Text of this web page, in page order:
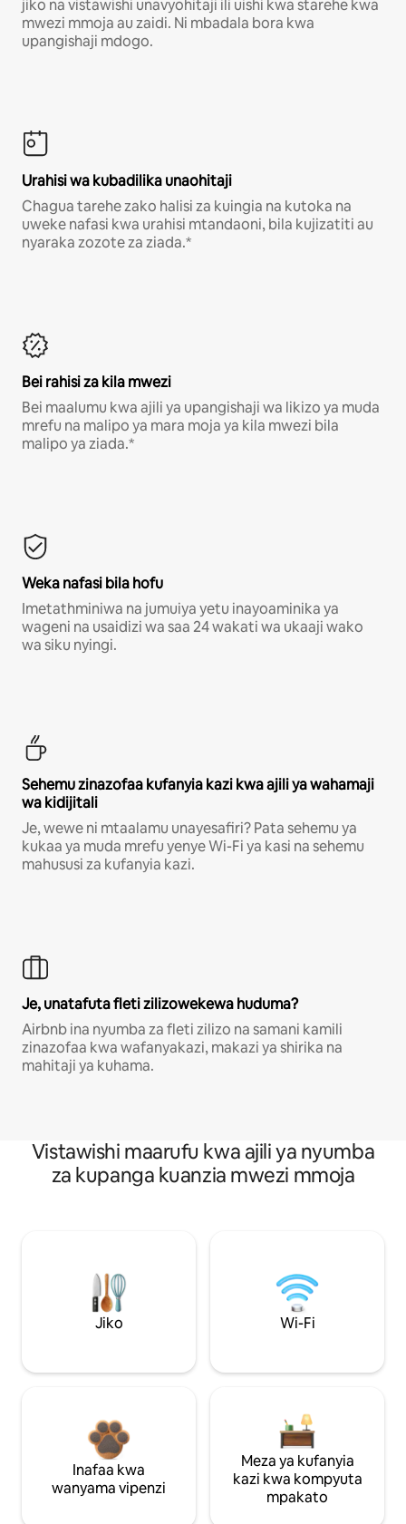
jiko na vistawishi unavyohitaji ili uishi kwa starehe kwa
mwezi mmoja au zaidi. Ni mbadala bora kwa
upangishaji mdogo.
Urahisi wa kubadilika unaohitaji
Chagua tarehe zako halisi za kuingia na kutoka na
uweke nafasi kwa urahisi mtandaoni, bila kujizatiti au
nyaraka zozote za ziada.*
Bei rahisi za kila mwezi
Bei maalumu kwa ajili ya upangishaji wa likizo ya muda
mrefu na malipo ya mara moja ya kila mwezi bila
malipo ya ziada.*
Weka nafasi bila hofu
Imetathminiwa na jumuiya yetu inayoaminika ya
wageni na usaidizi wa saa 24 wakati wa ukaaji wako
wa siku nyingi.
Sehemu zinazofaa kufanyia kazi kwa ajili ya wahamaji
wa kidijitali
Je, wewe ni mtaalamu unayesafiri? Pata sehemu ya
kukaa ya muda mrefu yenye Wi-Fi ya kasi na sehemu
mahususi za kufanyia kazi.
Je, unatafuta fleti zilizowekewa huduma?
Airbnb ina nyumba za fleti zilizo na samani kamili
zinazofaa kwa wafanyakazi, makazi ya shirika na
mahitaji ya kuhama.
Vistawishi maarufu kwa ajili ya nyumba
za kupanga kuanzia mwezi mmoja
Jiko Wi-Fi
Inafaa kwa
wanyama vipenzi
Meza ya kufanyia
kazi kwa kompyuta
mpakato